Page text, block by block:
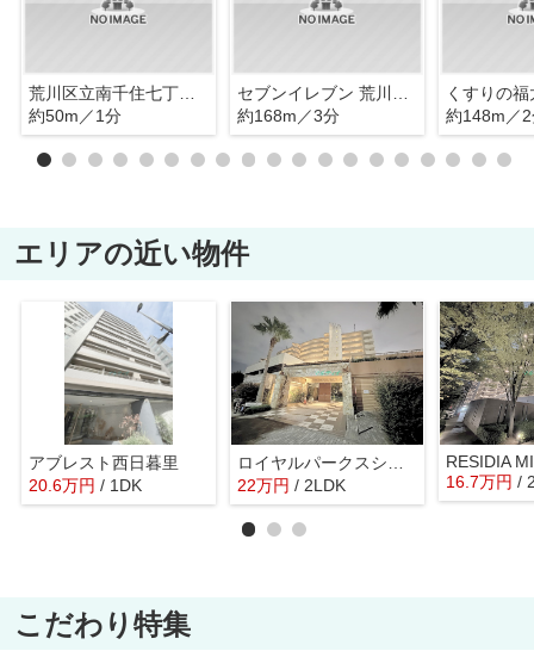
荒川区立南千住七丁目保育園
約50m／1分
約168m／3分
約148m／
エリアの近い物件
アブレスト西日暮里
20.6万円 / 1DK
ロイヤルパークスシーサー南千住
22万円 / 2LDK 16.7万円 /
こだわり特集